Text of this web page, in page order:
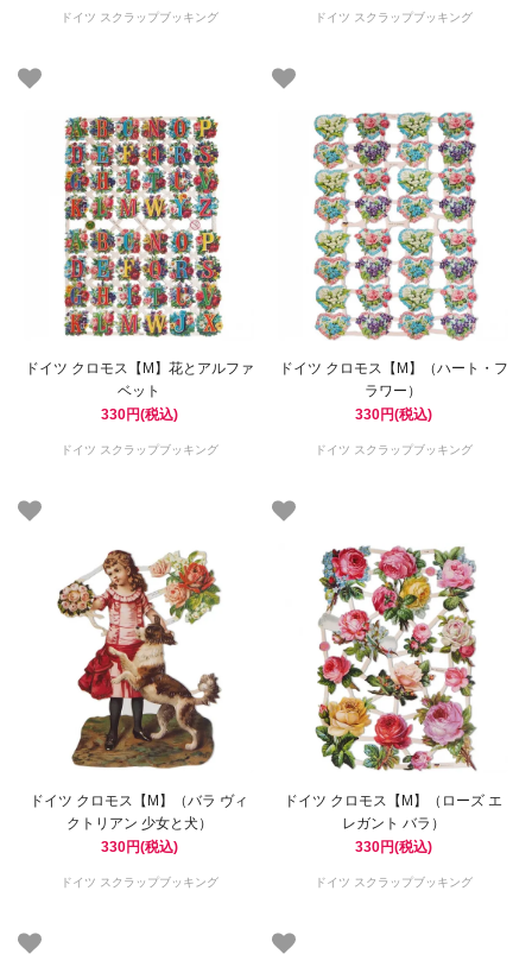
ドイツ スクラップブッキング ドイツ スクラップブッキング
ドイツ クロモス【M】花とアルファ
ベット
330円(税込)
ドイツ スクラップブッキング
ドイツ クロモス【M】（ハート・フ
ラワー）
330円(税込)
ドイツ スクラップブッキング
ドイツ クロモス【M】（バラ ヴィ
クトリアン 少女と犬）
330円(税込)
ドイツ スクラップブッキング
ドイツ クロモス【M】（ローズ エ
レガント バラ）
330円(税込)
ドイツ スクラップブッキング